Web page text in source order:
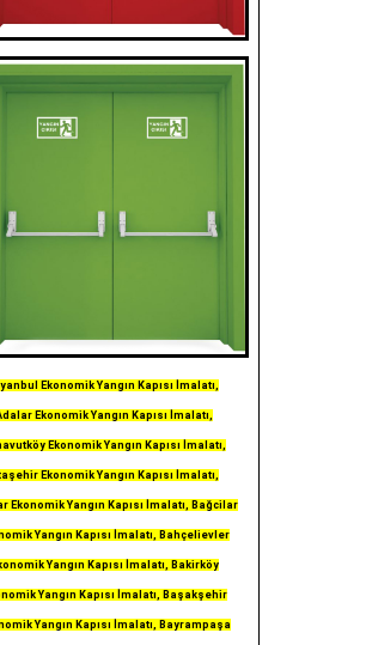
Ekonomik Yangın Kapısı İmalatı,
Ekonomik Yangın Kapısı İmalatı,
Ekonomik Yangın Kapısı İmalatı,
Ekonomik Yangın Kapısı İmalatı,
Ekonomik Yangın Kapısı İmalatı, Bağcilar
Yangın Kapısı İmalatı, Bahçelievler
Yangın Kapısı İmalatı, Bakirköy
Yangın Kapısı İmalatı, Başakşehir
Yangın Kapısı İmalatı, Bayrampaşa